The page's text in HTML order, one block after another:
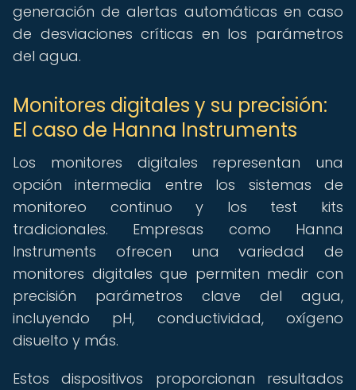
generación de alertas automáticas en caso
de desviaciones críticas en los parámetros
del agua.
Monitores digitales y su precisión:
El caso de Hanna Instruments
Los monitores digitales representan una
opción intermedia entre los sistemas de
monitoreo continuo y los test kits
tradicionales. Empresas como Hanna
Instruments ofrecen una variedad de
monitores digitales que permiten medir con
precisión parámetros clave del agua,
incluyendo pH, conductividad, oxígeno
disuelto y más.
Estos dispositivos proporcionan resultados